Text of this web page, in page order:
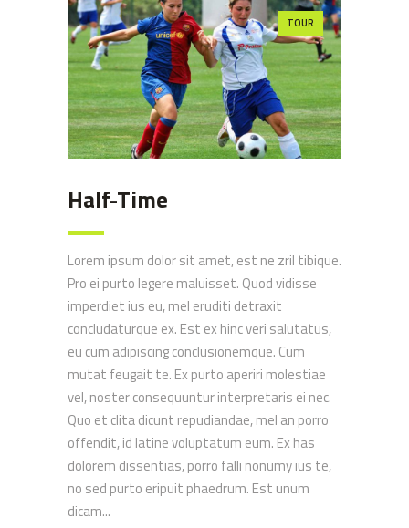
TOUR
Half-Time
Lorem ipsum dolor sit amet, est ne zril tibique.
Pro ei purto legere maluisset. Quod vidisse
imperdiet ius eu, mel eruditi detraxit
concludaturque ex. Est ex hinc veri salutatus,
eu cum adipiscing conclusionemque. Cum
mutat feugait te. Ex purto aperiri molestiae
vel, noster consequuntur interpretaris ei nec.
Quo et clita dicunt repudiandae, mel an porro
offendit, id latine voluptatum eum. Ex has
dolorem dissentias, porro falli nonumy ius te,
no sed purto eripuit phaedrum. Est unum
dicam...